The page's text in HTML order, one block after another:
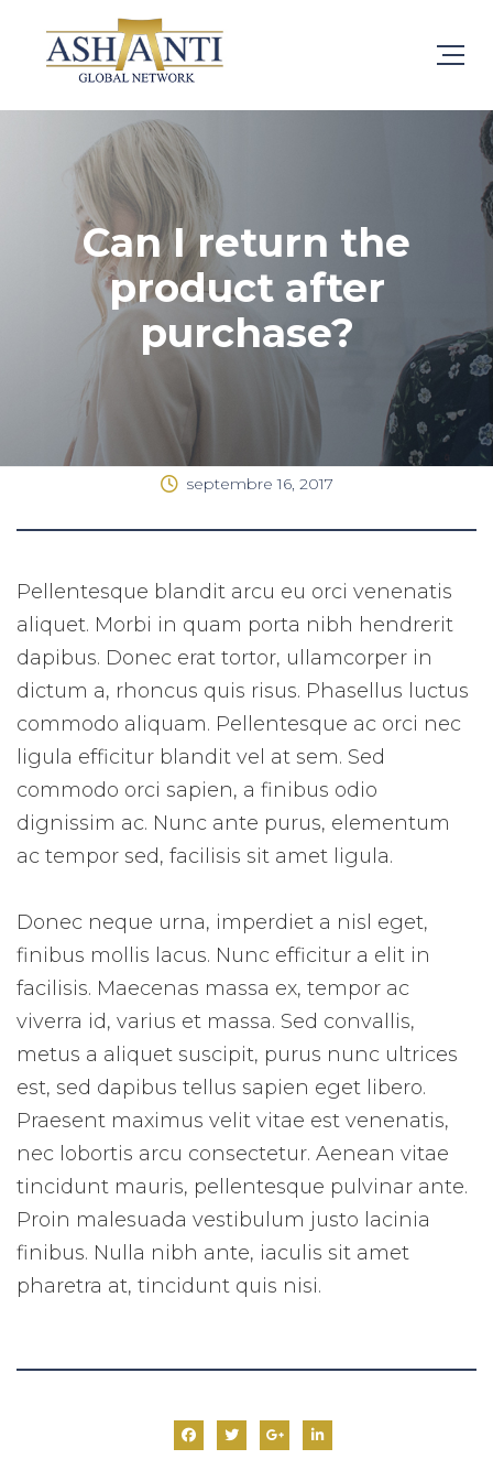
Can I return the
product after
purchase?
septembre 16, 2017
Pellentesque blandit arcu eu orci venenatis
aliquet. Morbi in quam porta nibh hendrerit
dapibus. Donec erat tortor, ullamcorper in
dictum a, rhoncus quis risus. Phasellus luctus
commodo aliquam. Pellentesque ac orci nec
ligula efficitur blandit vel at sem. Sed
commodo orci sapien, a finibus odio
dignissim ac. Nunc ante purus, elementum
ac tempor sed, facilisis sit amet ligula.
Donec neque urna, imperdiet a nisl eget,
finibus mollis lacus. Nunc efficitur a elit in
facilisis. Maecenas massa ex, tempor ac
viverra id, varius et massa. Sed convallis,
metus a aliquet suscipit, purus nunc ultrices
est, sed dapibus tellus sapien eget libero.
Praesent maximus velit vitae est venenatis,
nec lobortis arcu consectetur. Aenean vitae
tincidunt mauris, pellentesque pulvinar ante.
Proin malesuada vestibulum justo lacinia
finibus. Nulla nibh ante, iaculis sit amet
pharetra at, tincidunt quis nisi.